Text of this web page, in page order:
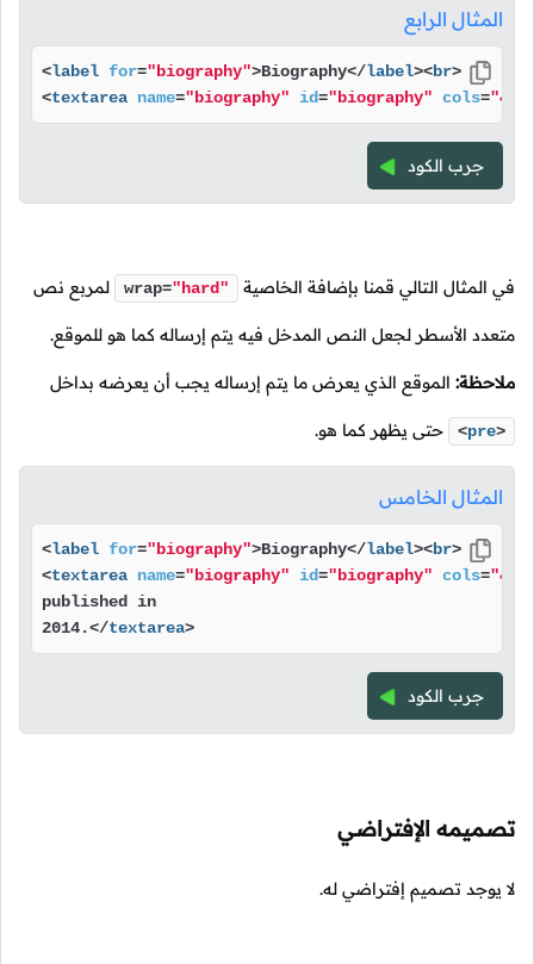
المثال الرابع
<label for="biography">Biography</label><br>
<textarea name="biography" id="biography" cols="40"
جرب الكود
في المثال التالي قمنا بإضافة الخاصية wrap="hard" لمربع نص
متعدد الأسطر لجعل النص المدخل فيه يتم إرساله كما هو للموقع.
ملاحظة: الموقع الذي يعرض ما يتم إرساله يجب أن يعرضه بداخل
<pre> حتى يظهر كما هو.
المثال الخامس
<label for="biography">Biography</label><br>
<textarea name="biography" id="biography" cols="40"
published in
2014.</textarea>
جرب الكود
تصميمه الإفتراضي
لا يوجد تصميم إفتراضي له.